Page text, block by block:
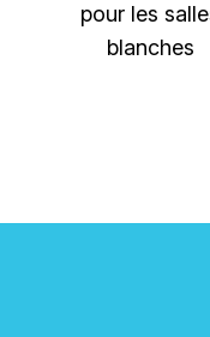
pour les
blanches